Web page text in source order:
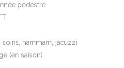
pédestre
hammam, jacuzzi
(en saison)